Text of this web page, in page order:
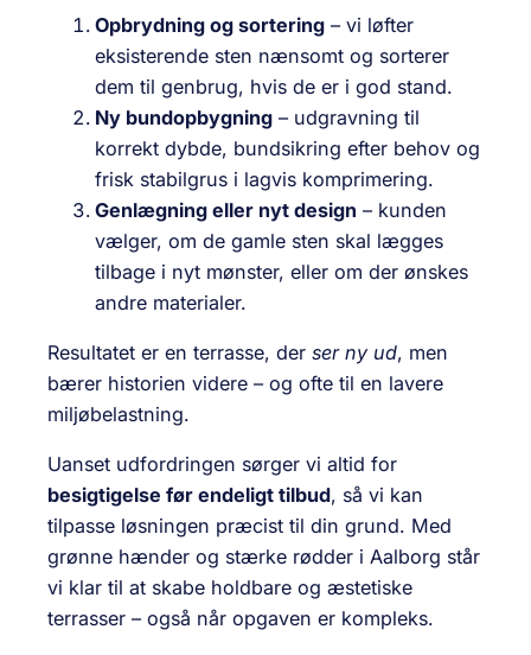
Opbrydning og sortering – vi løfter
eksisterende sten nænsomt og sorterer
dem til genbrug, hvis de er i god stand.
Ny bundopbygning – udgravning til
korrekt dybde, bundsikring efter behov og
frisk stabilgrus i lagvis komprimering.
Genlægning eller nyt design – kunden
vælger, om de gamle sten skal lægges
tilbage i nyt mønster, eller om der ønskes
andre materialer.
Resultatet er en terrasse, der ser ny ud, men
bærer historien videre – og ofte til en lavere
miljøbelastning.
Uanset udfordringen sørger vi altid for
besigtigelse før endeligt tilbud, så vi kan
tilpasse løsningen præcist til din grund. Med
grønne hænder og stærke rødder i Aalborg står
vi klar til at skabe holdbare og æstetiske
terrasser – også når opgaven er kompleks.